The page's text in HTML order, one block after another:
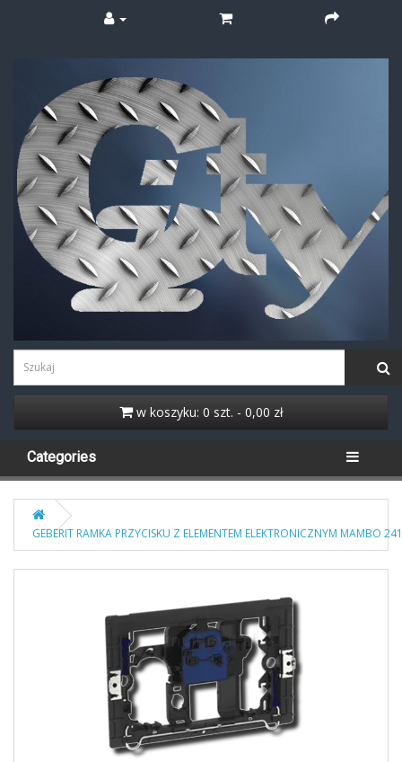
w koszyku: 0 szt. - 0,00 zł
Categories
GEBERIT RAMKA PRZYCISKU Z ELEMENTEM ELEKTRONICZNYM MAMBO